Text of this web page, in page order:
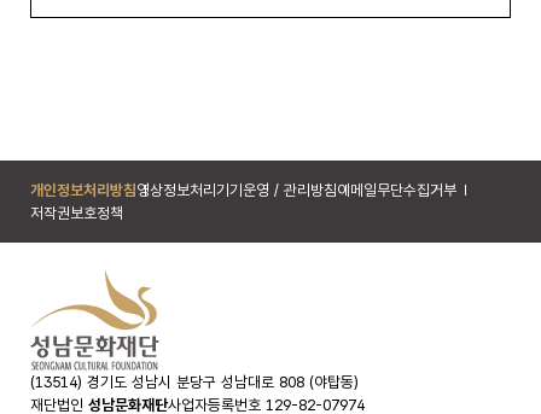
개인정보처리방침영상정보처리기기운영 / 관리방침이메일무단수집거부
저작권보호정책
(13514) 경기도 성남시 분당구 성남대로 808 (야탑동)
재단법인 성남문화재단사업자등록번호 129-82-07974